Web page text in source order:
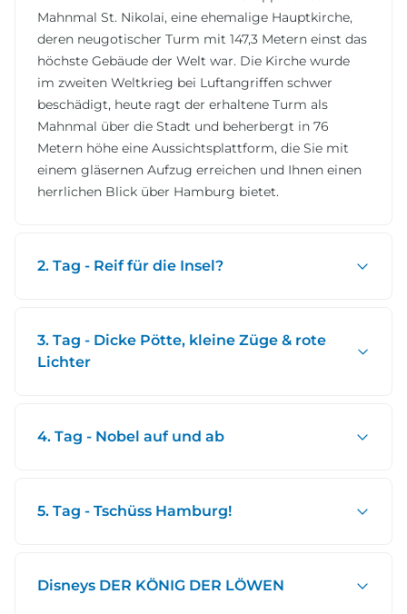
Mahnmal St. Nikolai, eine ehemalige Hauptkirche,
deren neugotischer Turm mit 147,3 Metern einst das
höchste Gebäude der Welt war. Die Kirche wurde
im zweiten Weltkrieg bei Luftangriffen schwer
beschädigt, heute ragt der erhaltene Turm als
Mahnmal über die Stadt und beherbergt in 76
Metern höhe eine Aussichtsplattform, die Sie mit
einem gläsernen Aufzug erreichen und Ihnen einen
herrlichen Blick über Hamburg bietet.
2. Tag - Reif für die Insel?
3. Tag - Dicke Pötte, kleine Züge & rote
Lichter
4. Tag - Nobel auf und ab
5. Tag - Tschüss Hamburg!
Disneys DER KÖNIG DER LÖWEN